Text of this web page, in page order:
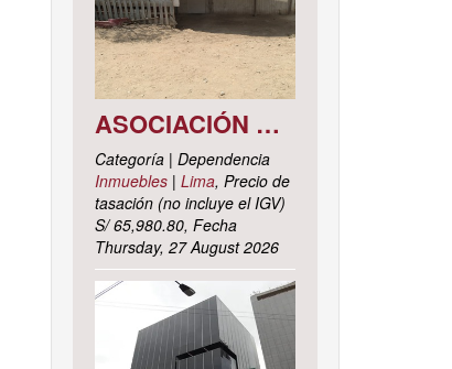
ASOCIACIÓN DE VIVIENDA LOS CACTUS MZ. C LOTE 9, DISTRITO DE PACHACAMAC, PROVINCIA Y DEPARTAMENTO DE LIMA
Categoría | Dependencia
Inmuebles| Lima, Precio de
tasación (no incluye el IGV)
S/ 65,980.80, Fecha
Thursday, 27 August 2026